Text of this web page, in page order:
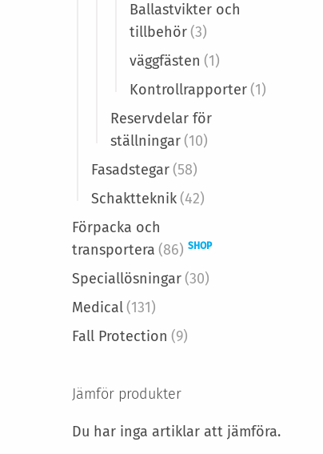
Ballastvikter och
tillbehör(3)
väggfästen (1)
Kontrollrapporter(1)
Reservdelar för
ställningar(10)
Fasadstegar(58)
Schaktteknik(42)
Förpacka och
transportera (86) SHOP
Speciallösningar(30)
Medical(131)
Fall Protection (9)
Jämför produkter
Du har inga artiklar att jämföra.